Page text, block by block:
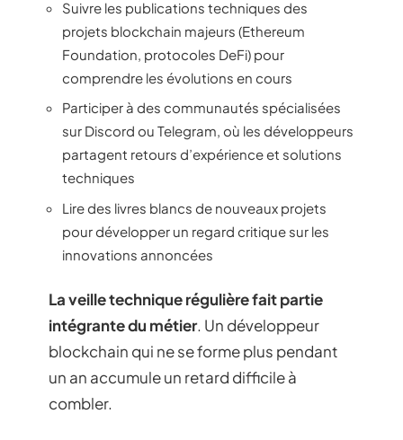
Suivre les publications techniques des
projets blockchain majeurs (Ethereum
Foundation, protocoles DeFi) pour
comprendre les évolutions en cours
Participer à des communautés spécialisées
sur Discord ou Telegram, où les développeurs
partagent retours d’expérience et solutions
techniques
Lire des livres blancs de nouveaux projets
pour développer un regard critique sur les
innovations annoncées
La veille technique régulière fait partie
intégrante du métier. Un développeur
blockchain qui ne se forme plus pendant
un an accumule un retard difficile à
combler.